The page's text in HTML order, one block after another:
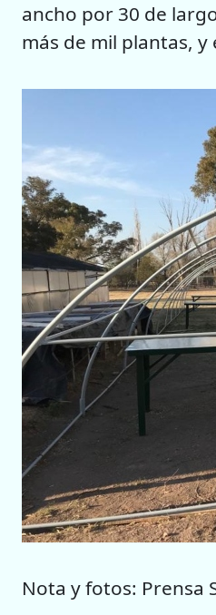
ancho por 30 de
más de mil plantas,
Nota y fotos: Prensa